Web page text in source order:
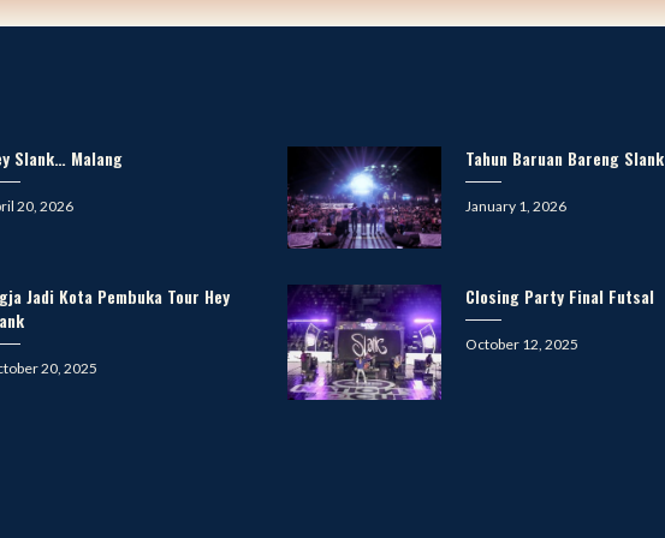
Slank… Malang
20, 2026
Tahun Baruan Bareng Slank
Posted
January 1, 2026
Jadi Kota Pembuka Tour Hey
20, 2025
Closing Party Final Futsal
Posted
October 12, 2025